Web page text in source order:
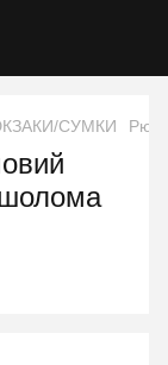
СУМКИ